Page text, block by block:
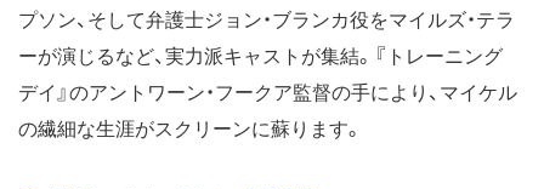
プソン、そして弁護士ジョン・ブランカ役をマイルズ・テラ
ーが演じるなど、実力派キャストが集結。『トレーニング
デイ』のアントワーン・フークア監督の手により、マイケル
の繊細な生涯がスクリーンに蘇ります。